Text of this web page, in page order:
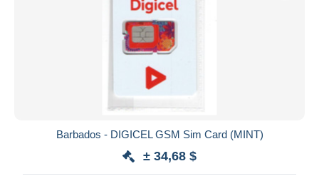
Barbados - DIGICEL GSM Sim Card (MINT)
± 34,68 $